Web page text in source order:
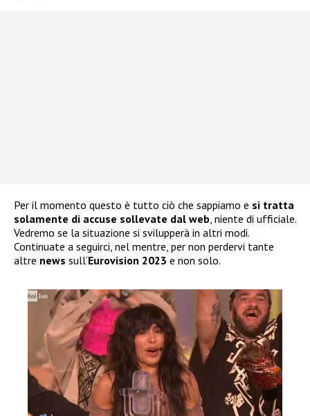
Per il momento questo è tutto ciò che sappiamo e si tratta
solamente di accuse sollevate dal web , niente di ufficiale.
Vedremo se la situazione si svilupperà in altri modi.
Continuate a seguirci, nel mentre, per non perdervi tante
altre news sull’Eurovision 2023 e non solo.